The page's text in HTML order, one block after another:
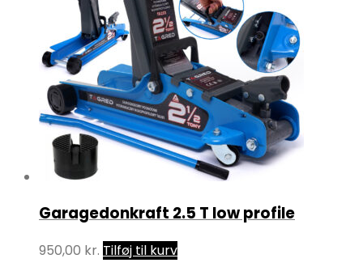
Garagedonkraft 2.5 T low profile
950,00 kr. Tilføj til kurv